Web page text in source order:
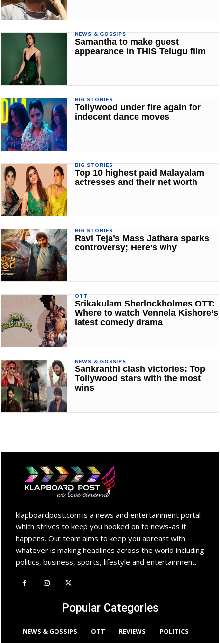
NEWS & GOSSIPS
Samantha to make guest
appearance in THIS Telugu film
BIG STORIES
Tollywood under fire again for
indecent dance moves
BIG STORIES
Top 10 highest paid Malayalam
actresses and their net worth
BIG STORIES
Ravi Teja’s Mass Jathara sparks
controversy; Here’s why
OTT
Srikakulam Sherlockholmes OTT:
Where to watch Vennela Kishore’s
latest comedy drama
NEWS & GOSSIPS
Sankranthi clash victories: Top
Tollywood stars with the most
wins
klapboardpost.com is a news and entertainment portal
which strives to keep you hooked on to news-as it
happens. Our team aims to keep you abreast with
whatever is making headlines across the world including
politics, business, sports, lifestyle and entertainment.
Popular Categories
NEWS & GOSSIPS OTT REVIEWS POLITICS